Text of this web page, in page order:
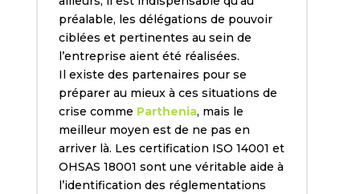
préalable, les délégations de pouvoir
ciblées et pertinentes au sein de
l’entreprise aient été réalisées.
Il existe des partenaires pour se
préparer au mieux à ces situations de
crise comme Parthenia, mais le
meilleur moyen est de ne pas en
arriver là. Les certification ISO 14001 et
OHSAS 18001 sont une véritable aide à
l’identification des réglementations